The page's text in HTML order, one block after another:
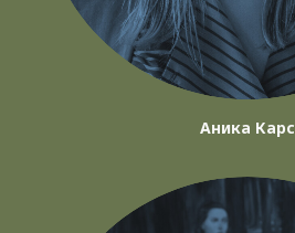
Аника Карс